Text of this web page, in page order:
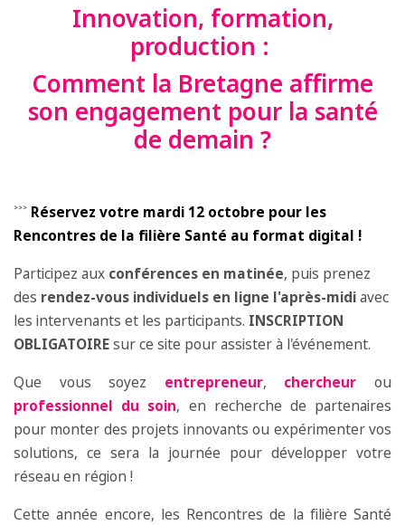
Innovation, formation,
production :
Comment la Bretagne affirme
son engagement pour la santé
de demain ?
˃˃˃ Réservez votre mardi 12 octobre pour les
Rencontres de la filière Santé au format digital !
Participez aux conférences en matinée, puis prenez
des rendez-vous individuels en ligne l'après-midiavec
les intervenants et les participants. INSCRIPTION
OBLIGATOIREsur ce site pour assister à l'événement.
Que vous soyez entrepreneur, chercheur ou
professionnel du soin, en recherche de partenaires
pour monter des projets innovants ou expérimenter vos
solutions, ce sera la journée pour développer votre
réseau en région !
Cette année encore, les Rencontres de la filière Santé